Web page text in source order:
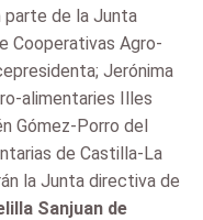
parte de la Junta
Cooperativas Agro-
Jerónima
alimentaries Illes
Gómez-Porro del
de Castilla-La
la Junta directiva de
Sanjuan de